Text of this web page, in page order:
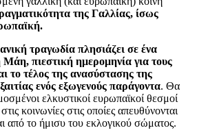
της Γαλλίας, ίσως
τραγωδία πλησιάζει σε ένα
πιεστική ημερομηνία για τους
το τέλος της ανασύστασης της
ενός εξωγενούς παράγοντα. Θα
ελκυστικοί ευρωπαϊκοί θεσμοί
κοινωνίες στις οποίες απευθύνονται
από το ήμισυ του εκλογικού σώματος.